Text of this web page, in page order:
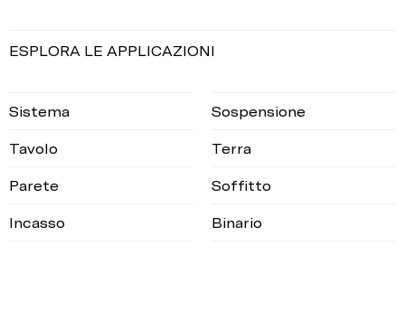
ESPLORA LE APPLICAZIONI
Sistema Sospensione
Tavolo Terra
Parete Soffitto
Incasso Binario